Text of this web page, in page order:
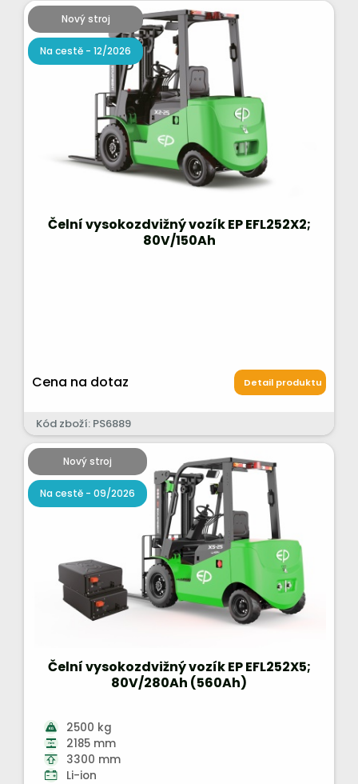
Nový stroj
Na cestě - 12/2026
Čelní vysokozdvižný vozík EP EFL252X2;
80V/150Ah
Cena na dotaz Detail produktu
Kód zboží: PS6889
Nový stroj
Na cestě - 09/2026
Čelní vysokozdvižný vozík EP EFL252X5;
80V/280Ah (560Ah)
2500 kg
2185 mm
3300 mm
Li-ion